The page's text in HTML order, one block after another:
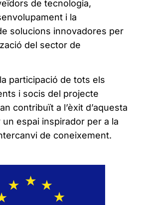
de tecnologia,
i la
solucions innovadores per
del sector de
participació de tots els
i socis del projecte
contribuït a l’èxit d’aquesta
un espai inspirador per a la
de coneixement.